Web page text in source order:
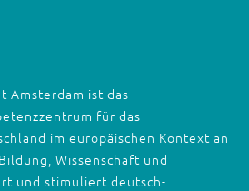
Amsterdam ist das
für das
im europäischen Kontext an
Wissenschaft und
und stimuliert deutsch-